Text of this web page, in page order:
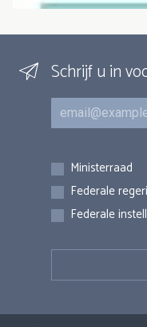
Schrijf u in
E-mail
Inschrijvingen
Ministerraad
Federale
Federale